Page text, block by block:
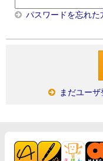
パスワードを忘れた
まだユー